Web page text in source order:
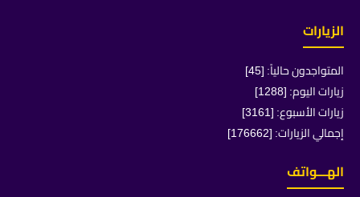
الزيارات
المتواجدون حالياً: [45]
زيارات اليوم: [1288]
زيارات الأسبوع: [3161]
إجمالي الزيارات: [176662]
الهـــواتف